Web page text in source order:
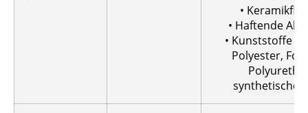
•
• Haftende
• Kunststoffe
Polyester,
synthetisches